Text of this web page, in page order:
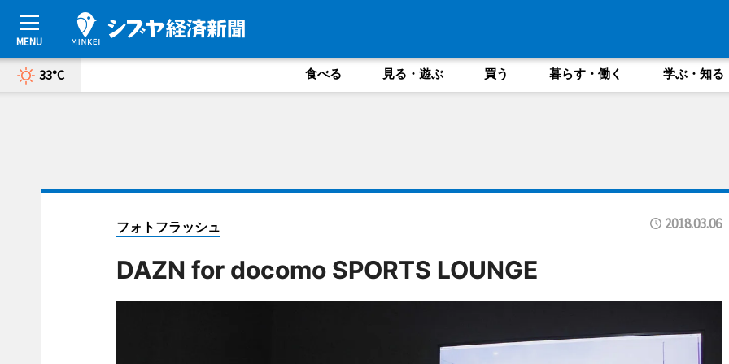
33°C 食べる 見る・遊ぶ 買う 暮らす・働く 学ぶ・知る
フォトフラッシュ 2018.03.06
DAZN for docomo SPORTS LOUNGE